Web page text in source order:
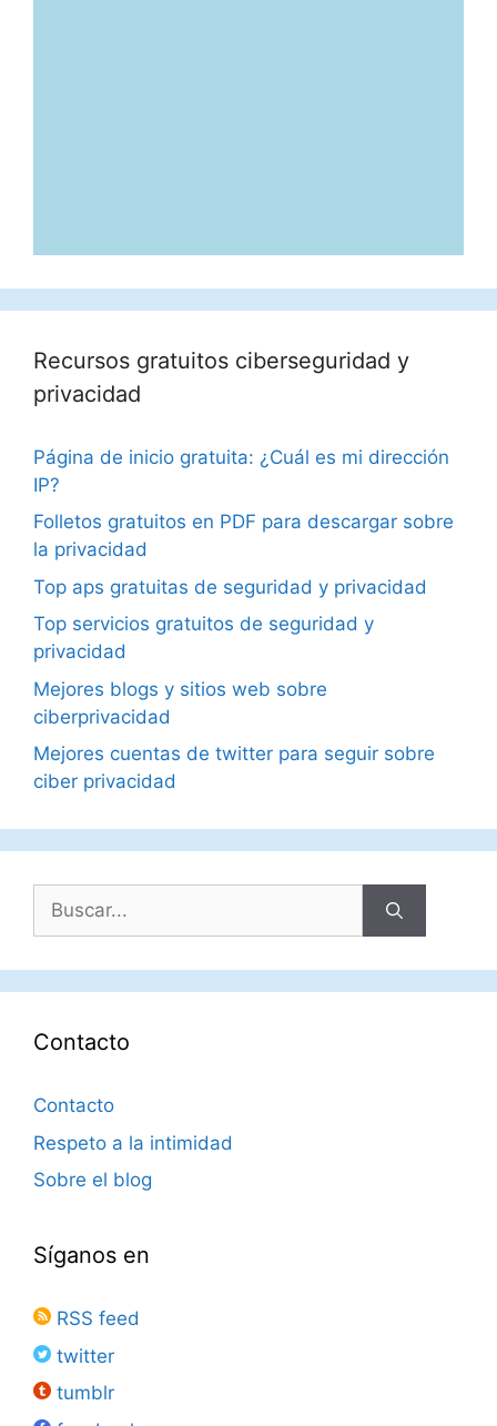
Recursos gratuitos ciberseguridad y
privacidad
Página de inicio gratuita: ¿Cuál es mi dirección
IP?
Folletos gratuitos en PDF para descargar sobre
la privacidad
Top aps gratuitas de seguridad y privacidad
Top servicios gratuitos de seguridad y
privacidad
Mejores blogs y sitios web sobre
ciberprivacidad
Mejores cuentas de twitter para seguir sobre
ciber privacidad
Buscar:
Contacto
Contacto
Respeto a la intimidad
Sobre el blog
Síganos en
RSS feed
twitter
tumblr